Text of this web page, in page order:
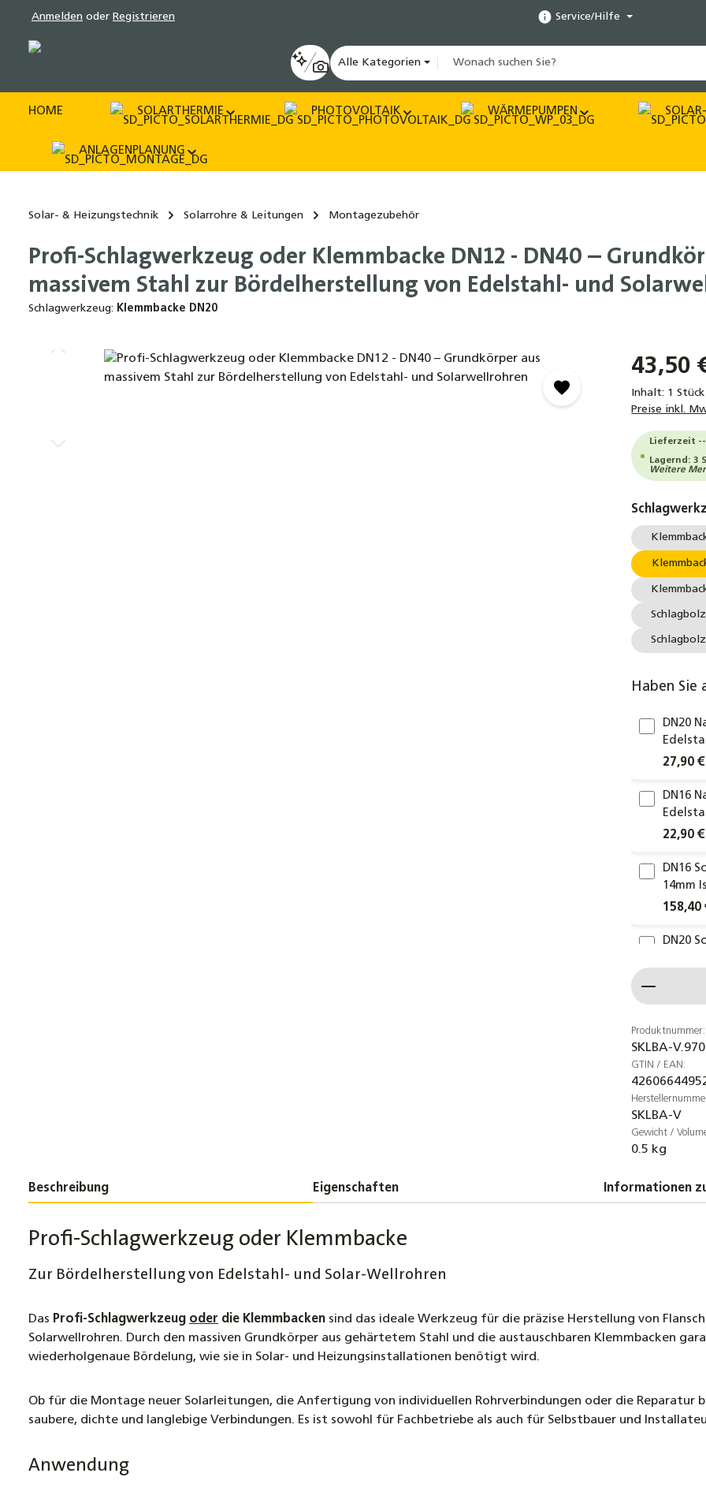
Zur Hauptnavigation springen
Anmelden oder Registrieren Service/Hilfe
Alle Kategorien
HOME SOLARTHERMIE PHOTOVOLTAIK WÄRMEPUMPEN
ANLAGENPLANUNG
Solar- & Heizungstechnik Solarrohre & Leitungen Montagezubehör
Profi-Schlagwerkzeug oder Klemmbacke DN12 - DN40 –
massivem Stahl zur Bördelherstellung von Edelstahl- und
Schlagwerkzeug: Klemmbacke DN20
Bildergalerie überspringen 43,50
Inhalt: 1 Stück
Preise inkl.
Lieferzeit --
Lagernd: 3
Weitere
Haben Sie
DN20
27,90 €
DN16
22,90 €
DN16
14mm
158,40
DN20
188,00
3,25 €
4er-
Produktnummer:
SKLBA-
GTIN / EAN:
SKLBA-V
Gewicht /
0.5 kg
Beschreibung Eigenschaften Informationen
Profi-Schlagwerkzeug oder Klemmbacke
Zur Bördelherstellung von Edelstahl- und Solar-Wellrohren
Das Profi-Schlagwerkzeug oder die Klemmbacken sind das ideale Werkzeug für die präzise Herstellung von
Solarwellrohren. Durch den massiven Grundkörper aus gehärtetem Stahl und die austauschbaren Klemmbacken
wiederholgenaue Bördelung, wie sie in Solar- und Heizungsinstallationen benötigt wird.
Ob für die Montage neuer Solarleitungen, die Anfertigung von individuellen Rohrverbindungen oder die Reparatur
saubere, dichte und langlebige Verbindungen. Es ist sowohl für Fachbetriebe als auch für Selbstbauer und
Anwendung